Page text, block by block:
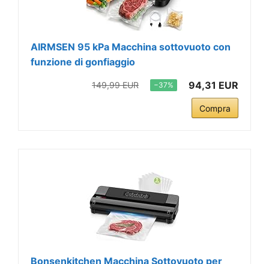
AIRMSEN 95 kPa Macchina sottovuoto con
funzione di gonfiaggio
149,99 EUR −37% 94,31 EUR
Compra
Bonsenkitchen Macchina Sottovuoto per